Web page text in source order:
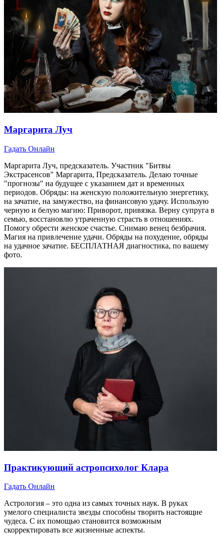
Маргарита Луч
Гадать Онлайн
Маргарита Луч, предсказатель. Участник "Битвы
Экстрасенсов" Маргарита, Предсказатель. Делаю точные
"прогнозы" на будущее с указанием дат и временных
периодов. Обряды: на женскую положительную энергетику,
на зачатие, на замужество, на финансовую удачу. Использую
черную и белую магию: Приворот, привязка. Верну супруга в
семью, восстановлю утраченную страсть в отношениях.
Помогу обрести женское счастье. Снимаю венец безбрачия.
Магия на привлечение удачи. Обряды на похудение, обряды
на удачное зачатие. БЕСПЛАТНАЯ диагностика, по вашему
фото.
Практикующий астропсихолог Клара
Гадать Онлайн
Астрология – это одна из самых точных наук. В руках
умелого специалиста звезды способны творить настоящие
чудеса. С их помощью становится возможным
скорректировать все жизненные аспекты.